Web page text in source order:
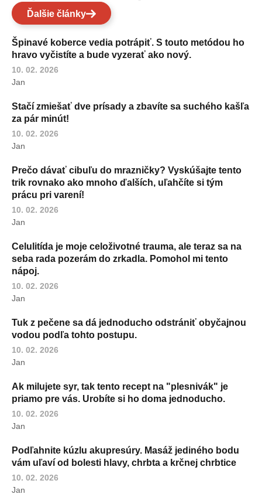
Ďalšie články
Špinavé koberce vedia potrápiť. S touto metódou ho
hravo vyčistíte a bude vyzerať ako nový.
10. 02. 2026
Jan
Stačí zmiešať dve prísady a zbavíte sa suchého kašľa
za pár minút!
10. 02. 2026
Jan
Prečo dávať cibuľu do mrazničky? Vyskúšajte tento
trik rovnako ako mnoho ďalších, uľahčíte si tým
prácu pri varení!
10. 02. 2026
Jan
Celulitída je moje celoživotné trauma, ale teraz sa na
seba rada pozerám do zrkadla. Pomohol mi tento
nápoj.
10. 02. 2026
Jan
Tuk z pečene sa dá jednoducho odstrániť obyčajnou
vodou podľa tohto postupu.
10. 02. 2026
Jan
Ak milujete syr, tak tento recept na "plesnivák" je
priamo pre vás. Urobíte si ho doma jednoducho.
10. 02. 2026
Jan
Podľahnite kúzlu akupresúry. Masáž jediného bodu
vám uľaví od bolesti hlavy, chrbta a krčnej chrbtice
10. 02. 2026
Jan